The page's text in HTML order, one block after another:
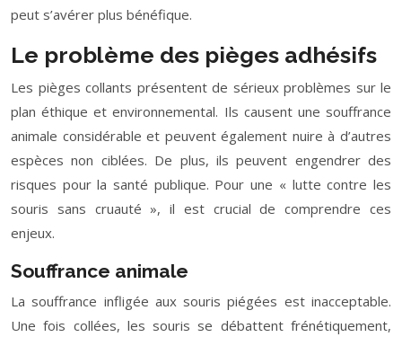
peut s’avérer plus bénéfique.
Le problème des pièges adhésifs
Les pièges collants présentent de sérieux problèmes sur le
plan éthique et environnemental. Ils causent une souffrance
animale considérable et peuvent également nuire à d’autres
espèces non ciblées. De plus, ils peuvent engendrer des
risques pour la santé publique. Pour une « lutte contre les
souris sans cruauté », il est crucial de comprendre ces
enjeux.
Souffrance animale
La souffrance infligée aux souris piégées est inacceptable.
Une fois collées, les souris se débattent frénétiquement,